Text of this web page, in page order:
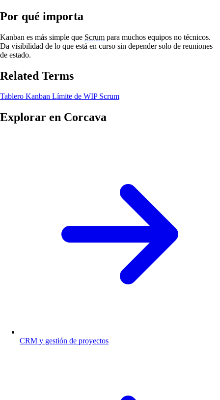
Por qué importa
Kanban es más simple que Scrum para muchos equipos no técnicos.
Da visibilidad de lo que está en curso sin depender solo de reuniones
de estado.
Related Terms
Tablero Kanban Límite de WIP Scrum
Explorar en Corcava
CRM y gestión de proyectos